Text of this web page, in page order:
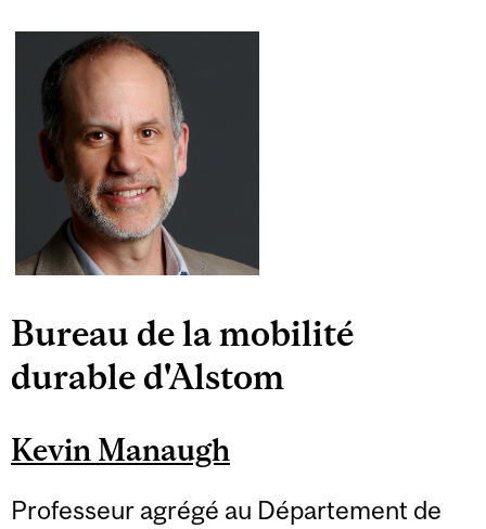
Bureau de la mobilité
durable d'Alstom
Kevin Manaugh
Professeur agrégé au Département de